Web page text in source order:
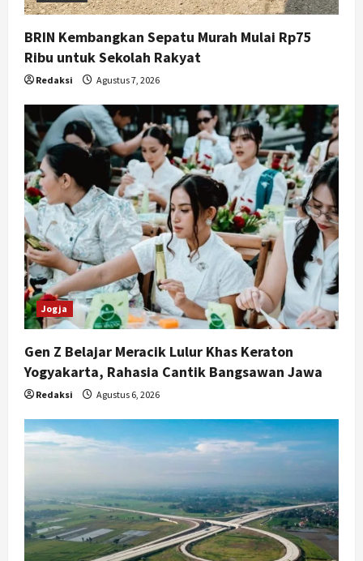
BRIN Kembangkan Sepatu Murah Mulai Rp75
Ribu untuk Sekolah Rakyat
Redaksi Agustus 7, 2026
Jogja
Gen Z Belajar Meracik Lulur Khas Keraton
Yogyakarta, Rahasia Cantik Bangsawan Jawa
Redaksi Agustus 6, 2026